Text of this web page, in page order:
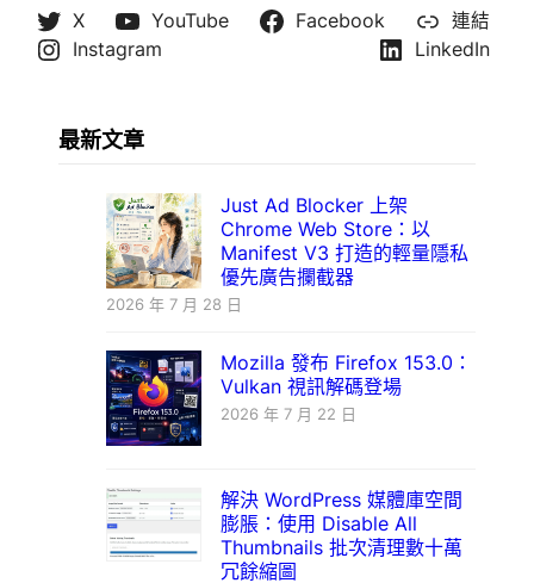
X YouTube Facebook
連結
Instagram
LinkedIn
最新文章
Just Ad Blocker 上架
Chrome Web Store：以
Manifest V3 打造的輕量隱私
優先廣告攔截器
2026 年 7 月 28 日
Mozilla 發布 Firefox 153.0：
Vulkan 視訊解碼登場
2026 年 7 月 22 日
解決 WordPress 媒體庫空間
膨脹：使用 Disable All
Thumbnails 批次清理數十萬
冗餘縮圖